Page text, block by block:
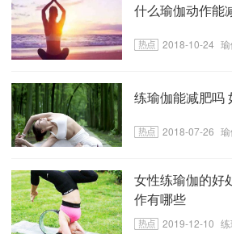
什么瑜伽动作能
2018-10-24
练瑜伽能减肥吗
2018-07-26
女性练瑜伽的好
作有哪些
2019-12-10